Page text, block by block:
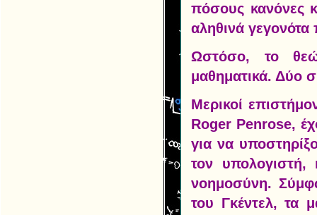
πόσους κανόνες
αληθινά γεγονότα
Ωστόσο, το
μαθηματικά. Δύο
Μερικοί
Roger Penrose,
για να
τον υπολογιστή,
νοημοσύνη.
του Γκέντελ, τα